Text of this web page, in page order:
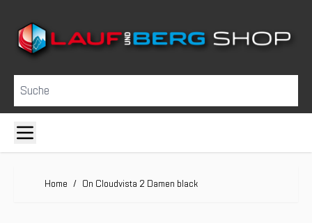
Suche
Home / On Cloudvista 2 Damen black